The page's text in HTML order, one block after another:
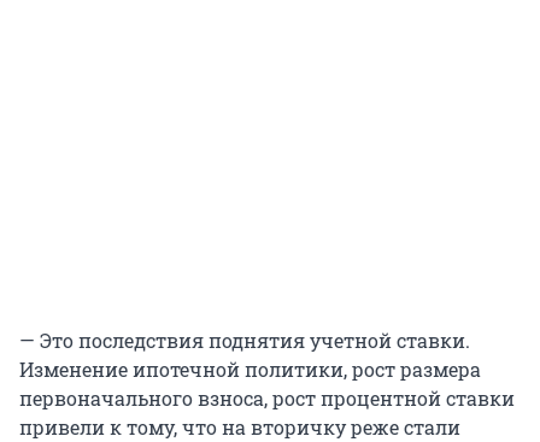
— Это последствия поднятия учетной ставки.
Изменение ипотечной политики, рост размера
первоначального взноса, рост процентной ставки
привели к тому, что на вторичку реже стали